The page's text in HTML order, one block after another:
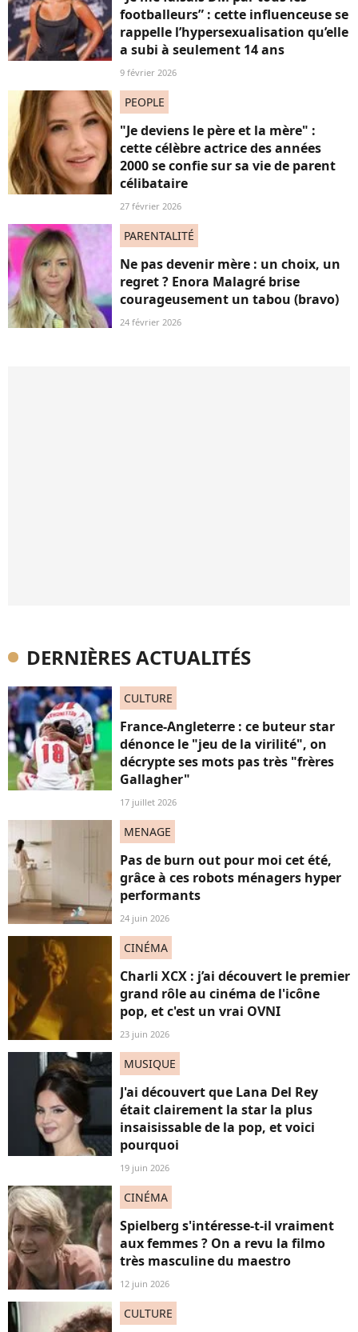
footballeurs” : cette influenceuse se
rappelle l’hypersexualisation qu’elle
a subi à seulement 14 ans
9 février 2026
PEOPLE
"Je deviens le père et la mère" :
cette célèbre actrice des années
2000 se confie sur sa vie de parent
célibataire
27 février 2026
PARENTALITÉ
Ne pas devenir mère : un choix, un
regret ? Enora Malagré brise
courageusement un tabou (bravo)
24 février 2026
DERNIÈRES ACTUALITÉS
CULTURE
France-Angleterre : ce buteur star
dénonce le "jeu de la virilité", on
décrypte ses mots pas très "frères
Gallagher"
17 juillet 2026
MENAGE
Pas de burn out pour moi cet été,
grâce à ces robots ménagers hyper
performants
24 juin 2026
CINÉMA
Charli XCX : j’ai découvert le premier
grand rôle au cinéma de l'icône
pop, et c'est un vrai OVNI
23 juin 2026
MUSIQUE
J'ai découvert que Lana Del Rey
était clairement la star la plus
insaisissable de la pop, et voici
pourquoi
19 juin 2026
CINÉMA
Spielberg s'intéresse-t-il vraiment
aux femmes ? On a revu la filmo
très masculine du maestro
12 juin 2026
CULTURE